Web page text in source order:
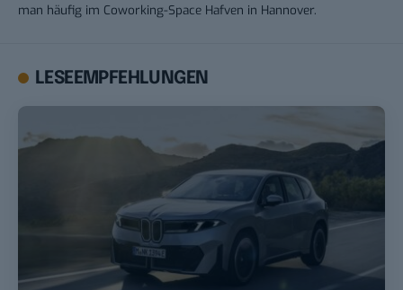
man häufig im Coworking-Space Hafven in Hannover.
LESEEMPFEHLUNGEN